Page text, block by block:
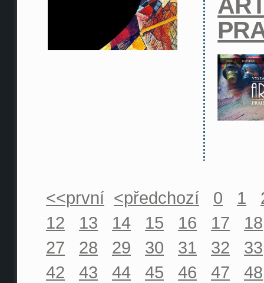
<<první <předchozí 0 1
12
13 14 15 16 17
18
27
28 29 30 31 32
33
42
43 44 45 46 47
48